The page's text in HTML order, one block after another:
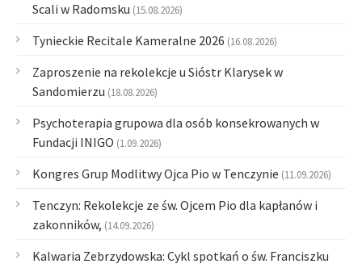
Scali w Radomsku (15.08.2026)
Tynieckie Recitale Kameralne 2026 (16.08.2026)
Zaproszenie na rekolekcje u Sióstr Klarysek w
Sandomierzu (18.08.2026)
Psychoterapia grupowa dla osób konsekrowanych w
Fundacji INIGO (1.09.2026)
Kongres Grup Modlitwy Ojca Pio w Tenczynie (11.09.2026)
Tenczyn: Rekolekcje ze św. Ojcem Pio dla kapłanów i
zakonników, (14.09.2026)
Kalwaria Zebrzydowska: Cykl spotkań o św. Franciszku